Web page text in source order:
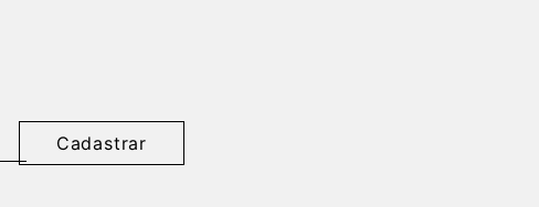
Cadastrar